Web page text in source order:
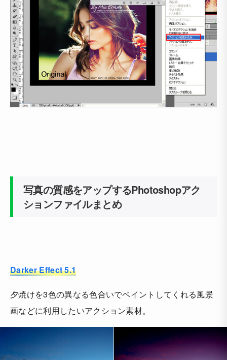
写真の質感をアップするPhotoshopアク
ションファイルまとめ
Darker Effect 5.1
夕焼けを3色の異なる色合いでペイントしてくれる風景
画などに利用したいアクション素材。